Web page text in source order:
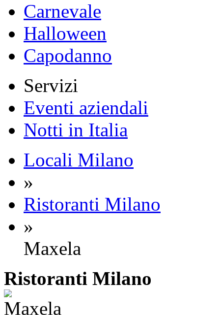
Carnevale
Halloween
Capodanno
Servizi
Eventi aziendali
Notti in Italia
Locali Milano
»
Ristoranti Milano
»
Maxela
Ristoranti Milano